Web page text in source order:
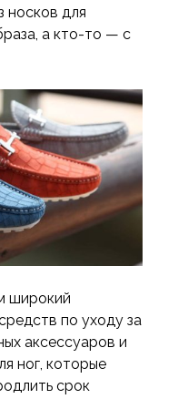
носков для
а кто-то — с
широкий
по уходу за
аксессуаров и
ног, которые
срок